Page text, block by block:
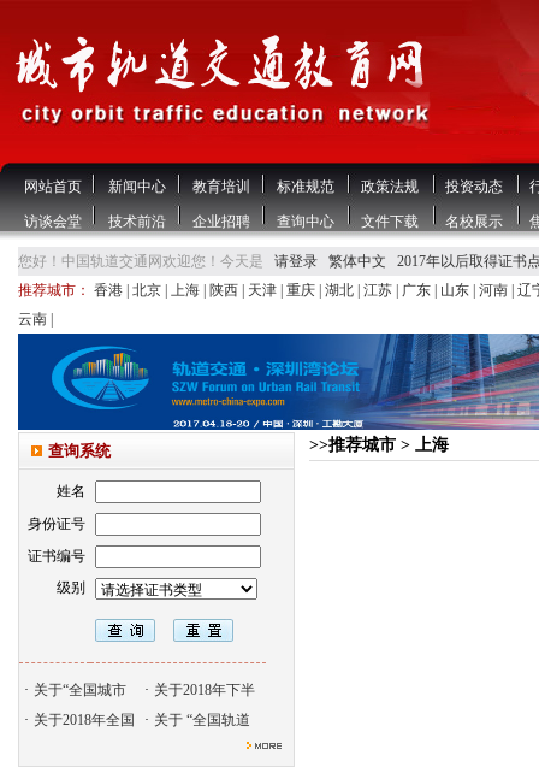
网站首页 新闻中心 教育培训 标准规范 政策法规 投资动态
访谈会堂 技术前沿 企业招聘 查询中心 文件下载 名校展示
您好！中国轨道交通网欢迎您！今天是 请登录 繁体中文
2017年以后取得证书
推荐城市： 香港 北京 上海 陕西 天津 重庆 湖北 江苏 广东 山东 河南 辽
云南
查询系统
姓名
身份证号
证书编号
级别
· 关于“全国城市 · 关于2018年下半
· 关于2018年全国 · 关于 “全国轨道
北京天久智达教育咨询有限公
振威国际展览有限公司
陕西交通职业技术学院
西安三资职业学院
>>推荐城市 > 上海